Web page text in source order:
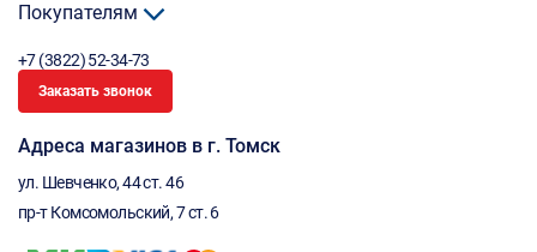
Покупателям
+7 (3822) 52-34-73
Заказать звонок
Адреса магазинов в г. Томск
ул. Шевченко, 44 ст. 46
пр-т Комсомольский, 7 ст. 6